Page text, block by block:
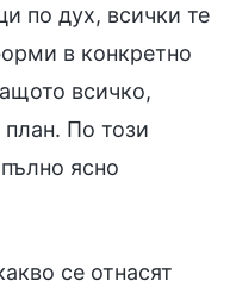
по дух, всички те
в конкретно
всичко,
По този
ясно
се отнасят